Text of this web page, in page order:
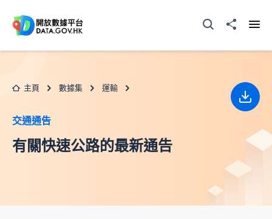
打開搜尋器分享至
主頁 數據集 運輸
交通通告
有關快速公路的最新通告
下載